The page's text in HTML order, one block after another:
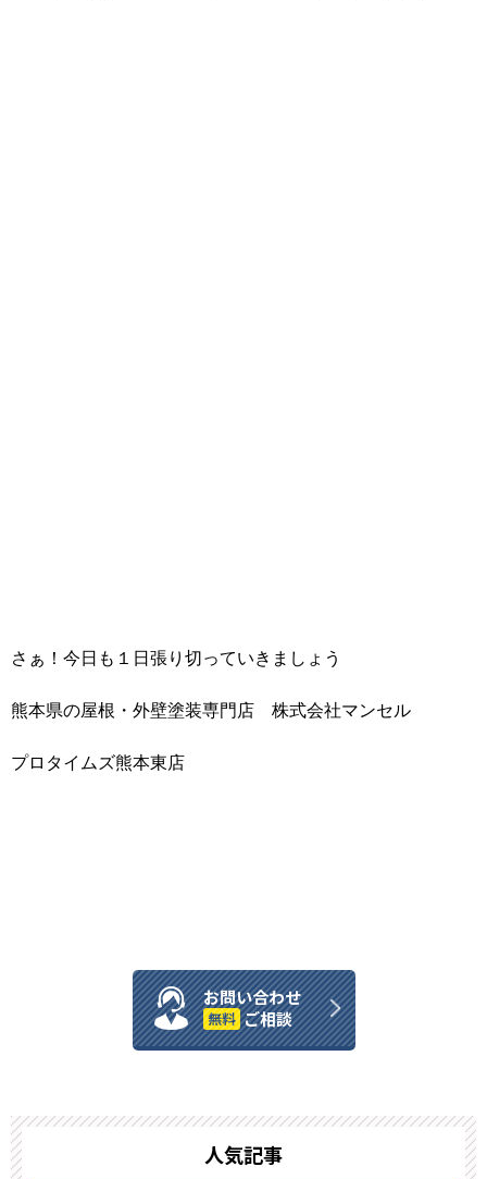
お問い合わせ
無料 ご相談
人気記事